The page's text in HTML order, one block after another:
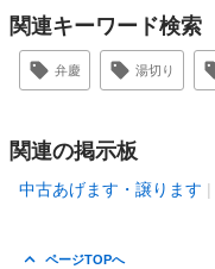
関連キーワード検索
弁慶 湯切り
関連の掲示板
中古あげます・譲ります
ページTOPへ